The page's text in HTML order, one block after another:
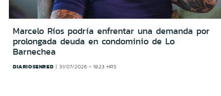
Marcelo Ríos podría enfrentar una demanda por
prolongada deuda en condominio de Lo
Barnechea
DIARIOSENRED 31/07/2026 - 19:23 HRS